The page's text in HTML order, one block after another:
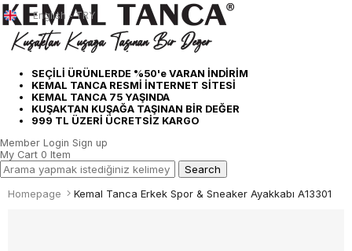
SEÇİLİ ÜRÜNLERDE %50'e VARAN İNDİRİM
KEMAL TANCA RESMİ İNTERNET SİTESİ
KEMAL TANCA 75 YAŞINDA
KUŞAKTAN KUŞAĞA TAŞINAN BİR DEĞER
999 TL ÜZERİ ÜCRETSİZ KARGO
English - TRY
Member Login Sign up
My Cart 0 Item
Homepage Kemal Tanca Erkek Spor & Sneaker Ayakkabı A13301